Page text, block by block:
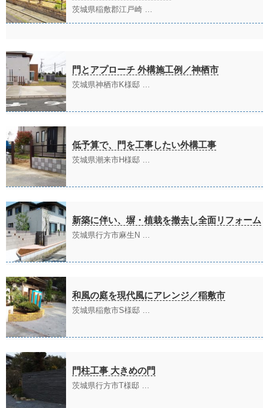
茨城県稲敷郡江戸崎 …
門とアプローチ 外構施工例／神栖市
茨城県神栖市K様邸 …
低予算で、門を工事したい外構工事
茨城県潮来市H様邸 …
新築に伴い、塀・植栽を撤去し全面リフォーム
茨城県行方市麻生N …
和風の庭を現代風にアレンジ／稲敷市
茨城県稲敷市S様邸 …
門柱工事 大きめの門
茨城県行方市T様邸 …